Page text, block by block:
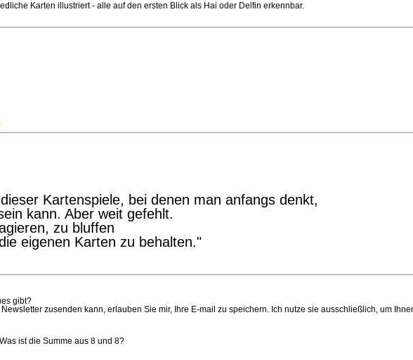
Karten illustriert - alle auf den ersten Blick als Hai oder Delfin erkennbar.
Kartenspiele, bei denen man anfangs denkt,
kann. Aber weit gefehlt.
zu bluffen
eigenen Karten zu behalten."
gibt?
zusenden kann, erlauben Sie mir, Ihre E-mail zu speichern. Ich nutze sie ausschließlich, um
Was ist die Summe aus 8 und 8?